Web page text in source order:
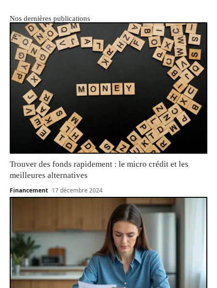
Nos dernières publications
Trouver des fonds rapidement : le micro crédit et les
meilleures alternatives
Financement 17 décembre 2024